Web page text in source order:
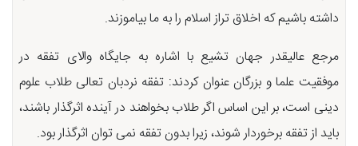
داشته باشیم که اخلاق تراز اسلام را به ما بیاموزند.
مرجع عالیقدر جهان تشیع با اشاره به جایگاه والای تفقه در
موفقیت علما و بزرگان عنوان کردند: تفقه نردبان تعالی طلاب علوم
دینی است، بر این اساس اگر طلاب بخواهند در آینده اثرگذار باشند،
باید از تفقه برخوردار شوند، زیرا بدون تفقه نمی توان اثرگذار بود.